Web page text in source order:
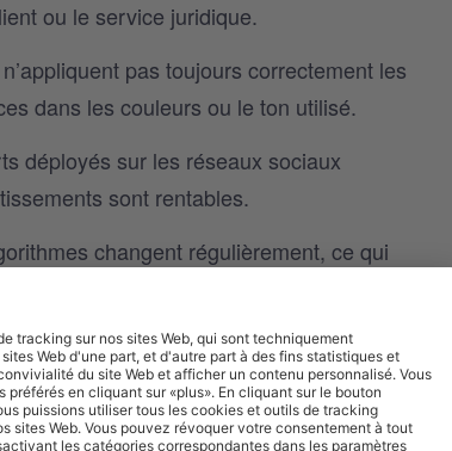
ou le service juridique.
pas toujours correctement les
dans les couleurs ou le ton utilisé.
déployés sur les réseaux sociaux
sont rentables.
changent régulièrement, ce qui
vos stratégies.
de communication en temps réel sans
payants, à la publicité et aux outils